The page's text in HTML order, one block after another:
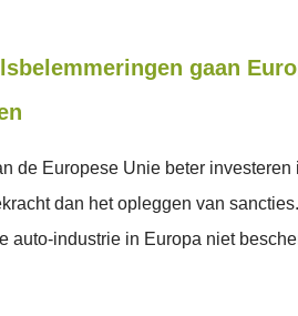
gaan
de Europese Unie beter investeren
dan het opleggen van
auto-industrie in Europa niet